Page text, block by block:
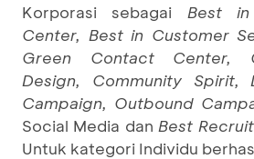
Korporasi sebagai Best
Center, Best in Customer
Green Contact Center,
Design, Community Spirit,
Campaign, Outbound
Social Media dan Best
Untuk kategori Individu